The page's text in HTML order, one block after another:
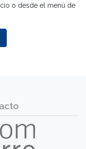
o desde el menú de